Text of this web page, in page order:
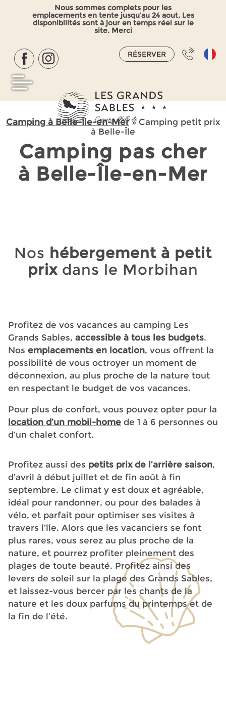
Nous sommes complets pour les
emplacements en tente jusqu’au 24 aout. Les
disponibilités sont à jour en temps réel sur le
site. Merci
RÉSERVER
Camping à Belle-Île-en-Mer» Camping petit prix
à Belle-Île
Camping pas cher
à Belle-Île-en-Mer
Nos hébergement à petit
prix dans le Morbihan
Profitez de vos vacances au camping Les
Grands Sables, accessible à tous les budgets.
Nos emplacements en location, vous offrent la
possibilité de vous octroyer un moment de
déconnexion, au plus proche de la nature tout
en respectant le budget de vos vacances.
Pour plus de confort, vous pouvez opter pour la
location d’un mobil-home de 1 à 6 personnes ou
d’un chalet confort.
Profitez aussi des petits prix de l’arrière saison,
d’avril à début juillet et de fin août à fin
septembre. Le climat y est doux et agréable,
idéal pour randonner, ou pour des balades à
vélo, et parfait pour optimiser ses visites à
travers l’île. Alors que les vacanciers se font
plus rares, vous serez au plus proche de la
nature, et pourrez profiter pleinement des
plages de toute beauté. Profitez ainsi des
levers de soleil sur la plage des Grands Sables,
et laissez-vous bercer par les chants de la
nature et les doux parfums du printemps et de
la fin de l’été.